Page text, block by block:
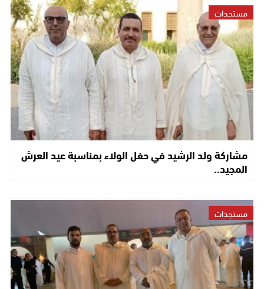
مستجدات
مشاركة ولد الرشيد في حفل الولاء بمناسبة عيد العرش
المجيد..
مستجدات